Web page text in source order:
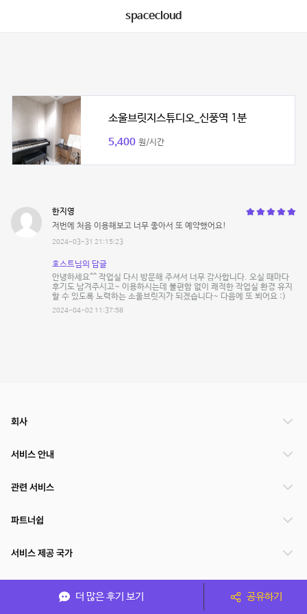
spacecloud
소울브릿지스튜디오_신풍역 1분
5,400 원/시간
한지영
저번에 처음 이용해보고 너무 좋아서 또 예약했어요!
2024-03-31 21:15:23
호스트님의 답글
안녕하세요^^ 작업실 다시 방문해 주셔서 너무 감사합니다. 오실 때마다
후기도 남겨주시고~ 이용하시는데 불편함 없이 쾌적한 작업실 환경 유지
할 수 있도록 노력하는 소울브릿지가 되겠습니다~ 다음에 또 뵈어요 :)
2024-04-02 11:37:58
더 많은 후기 보기 공유하기
회사
서비스 안내
관련 서비스
파트너쉽
서비스 제공 국가
(주)NSPACE 사업자정보